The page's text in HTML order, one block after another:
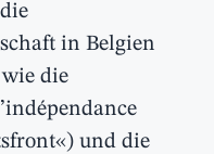
in Belgien
die
und die